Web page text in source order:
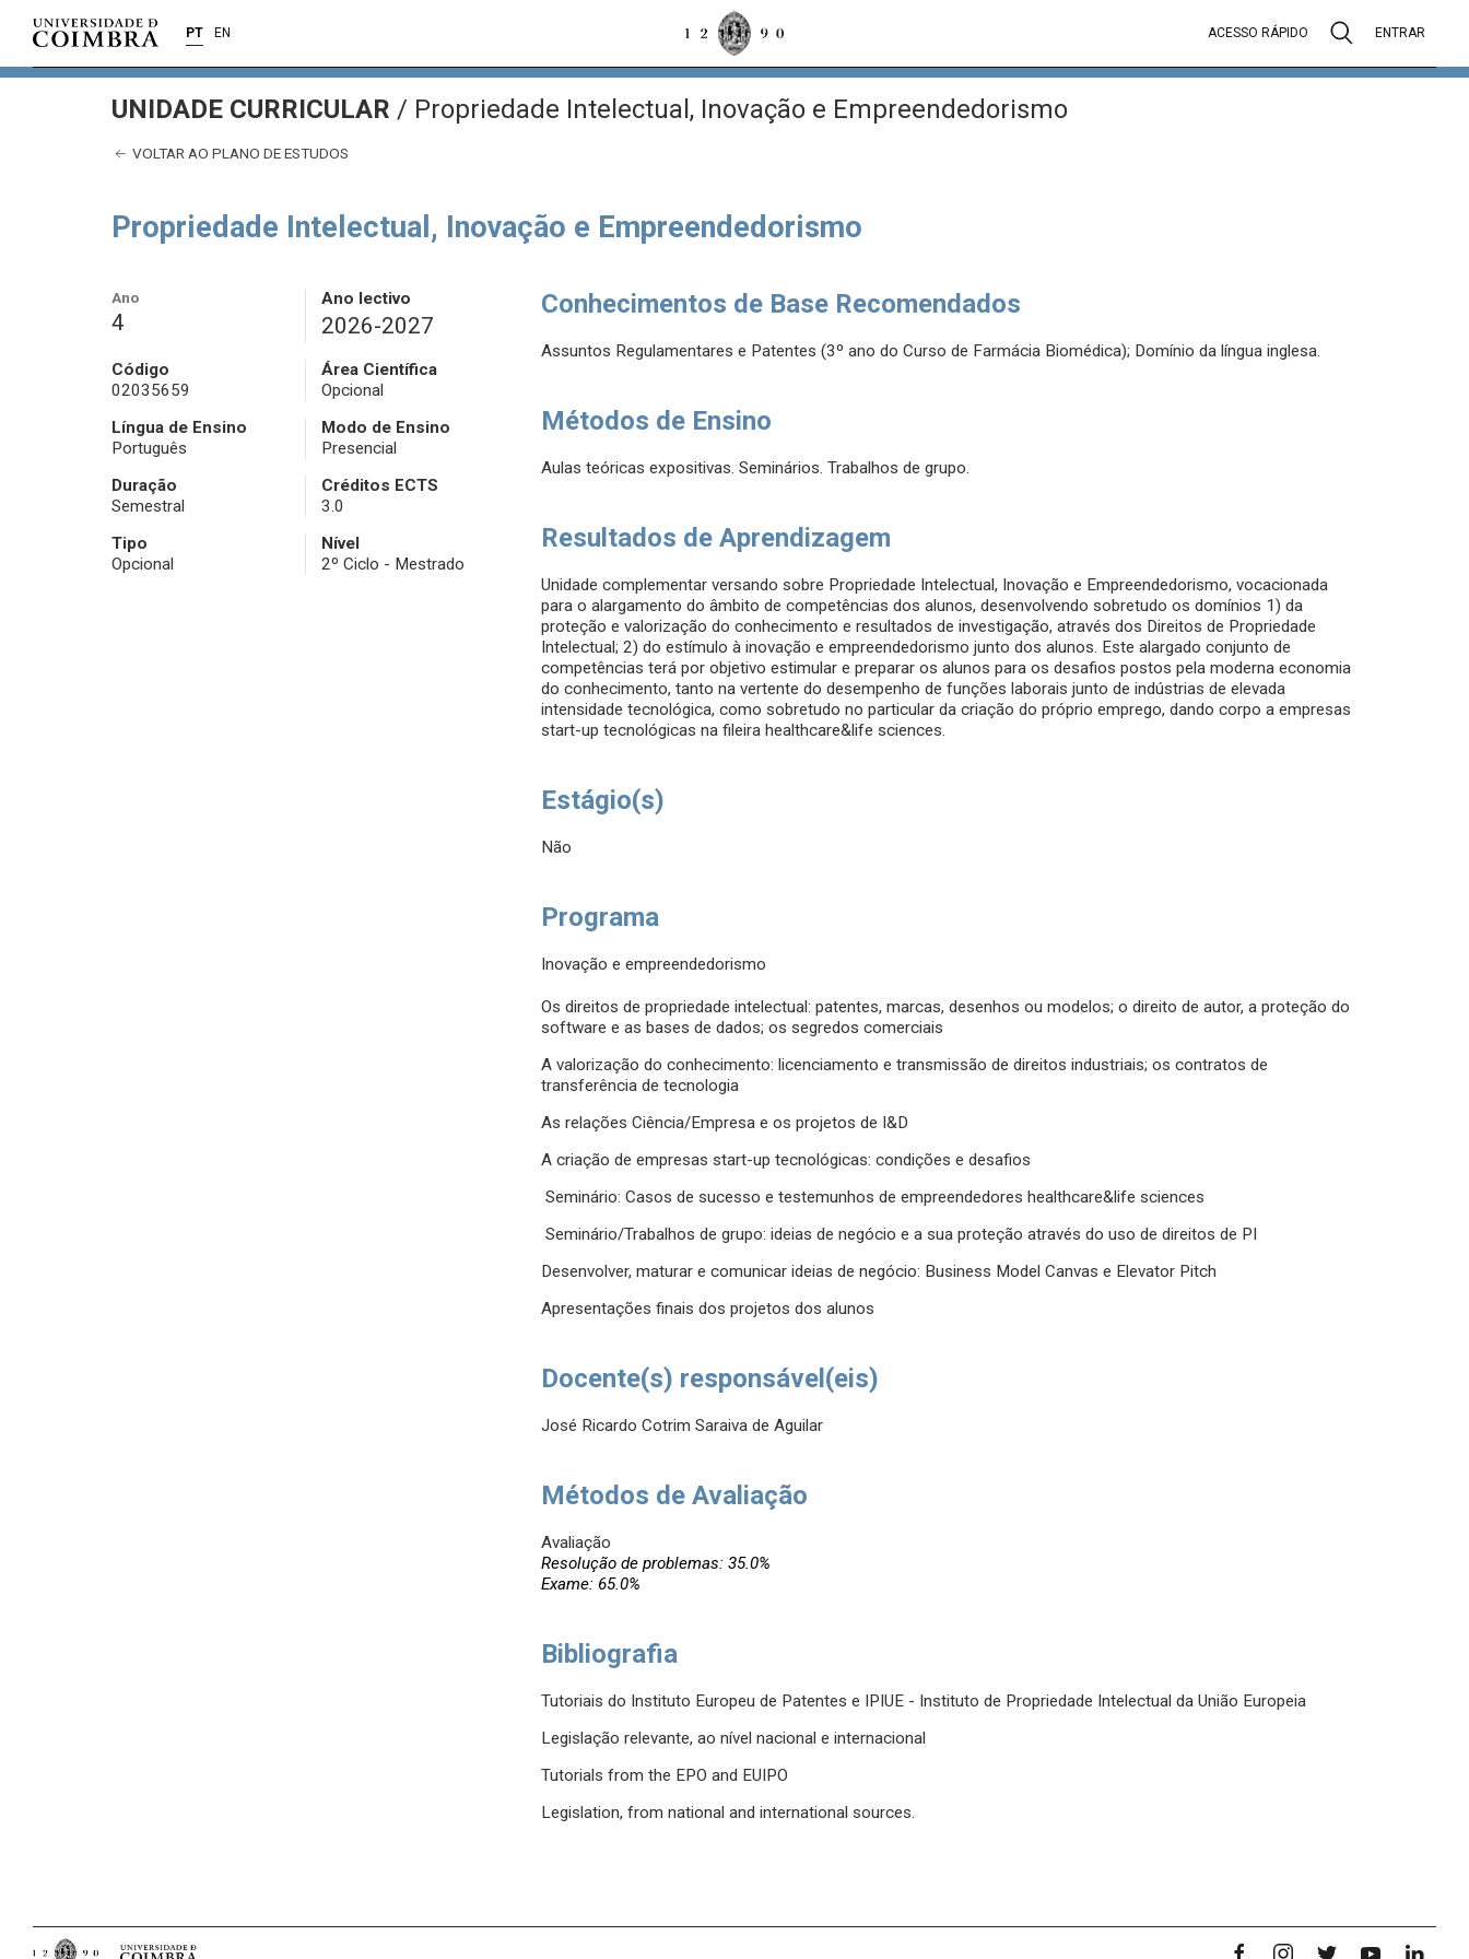
PT EN ACESSO RÁPIDO ENTRAR
UNIDADE CURRICULAR / Propriedade Intelectual, Inovação e Empreendedorismo
VOLTAR AO PLANO DE ESTUDOS
Propriedade Intelectual, Inovação e Empreendedorismo
Ano
4
Ano lectivo
2026-2027
Código
02035659
Área Científica
Opcional
Língua de Ensino
Português
Modo de Ensino
Presencial
Duração
Semestral
Créditos ECTS
3.0
Tipo
Opcional
Nível
2º Ciclo - Mestrado
Conhecimentos de Base Recomendados
Assuntos Regulamentares e Patentes (3º ano do Curso de Farmácia Biomédica); Domínio da língua inglesa.
Métodos de Ensino
Aulas teóricas expositivas. Seminários. Trabalhos de grupo.
Resultados de Aprendizagem
Unidade complementar versando sobre Propriedade Intelectual, Inovação e Empreendedorismo, vocacionada
para o alargamento do âmbito de competências dos alunos, desenvolvendo sobretudo os domínios 1) da
proteção e valorização do conhecimento e resultados de investigação, através dos Direitos de Propriedade
Intelectual; 2) do estímulo à inovação e empreendedorismo junto dos alunos. Este alargado conjunto de
competências terá por objetivo estimular e preparar os alunos para os desafios postos pela moderna economia
do conhecimento, tanto na vertente do desempenho de funções laborais junto de indústrias de elevada
intensidade tecnológica, como sobretudo no particular da criação do próprio emprego, dando corpo a empresas
start-up tecnológicas na fileira healthcare&life sciences.
Estágio(s)
Não
Programa
Inovação e empreendedorismo
Os direitos de propriedade intelectual: patentes, marcas, desenhos ou modelos; o direito de autor, a proteção do
software e as bases de dados; os segredos comerciais
A valorização do conhecimento: licenciamento e transmissão de direitos industriais; os contratos de
transferência de tecnologia
As relações Ciência/Empresa e os projetos de I&D
A criação de empresas start-up tecnológicas: condições e desafios
Seminário: Casos de sucesso e testemunhos de empreendedores healthcare&life sciences
Seminário/Trabalhos de grupo: ideias de negócio e a sua proteção através do uso de direitos de PI
Desenvolver, maturar e comunicar ideias de negócio: Business Model Canvas e Elevator Pitch
Apresentações finais dos projetos dos alunos
Docente(s) responsável(eis)
José Ricardo Cotrim Saraiva de Aguilar
Métodos de Avaliação
Avaliação
Resolução de problemas: 35.0%
Exame: 65.0%
Bibliografia
Tutoriais do Instituto Europeu de Patentes e IPIUE - Instituto de Propriedade Intelectual da União Europeia
Legislação relevante, ao nível nacional e internacional
Tutorials from the EPO and EUIPO
Legislation, from national and international sources.